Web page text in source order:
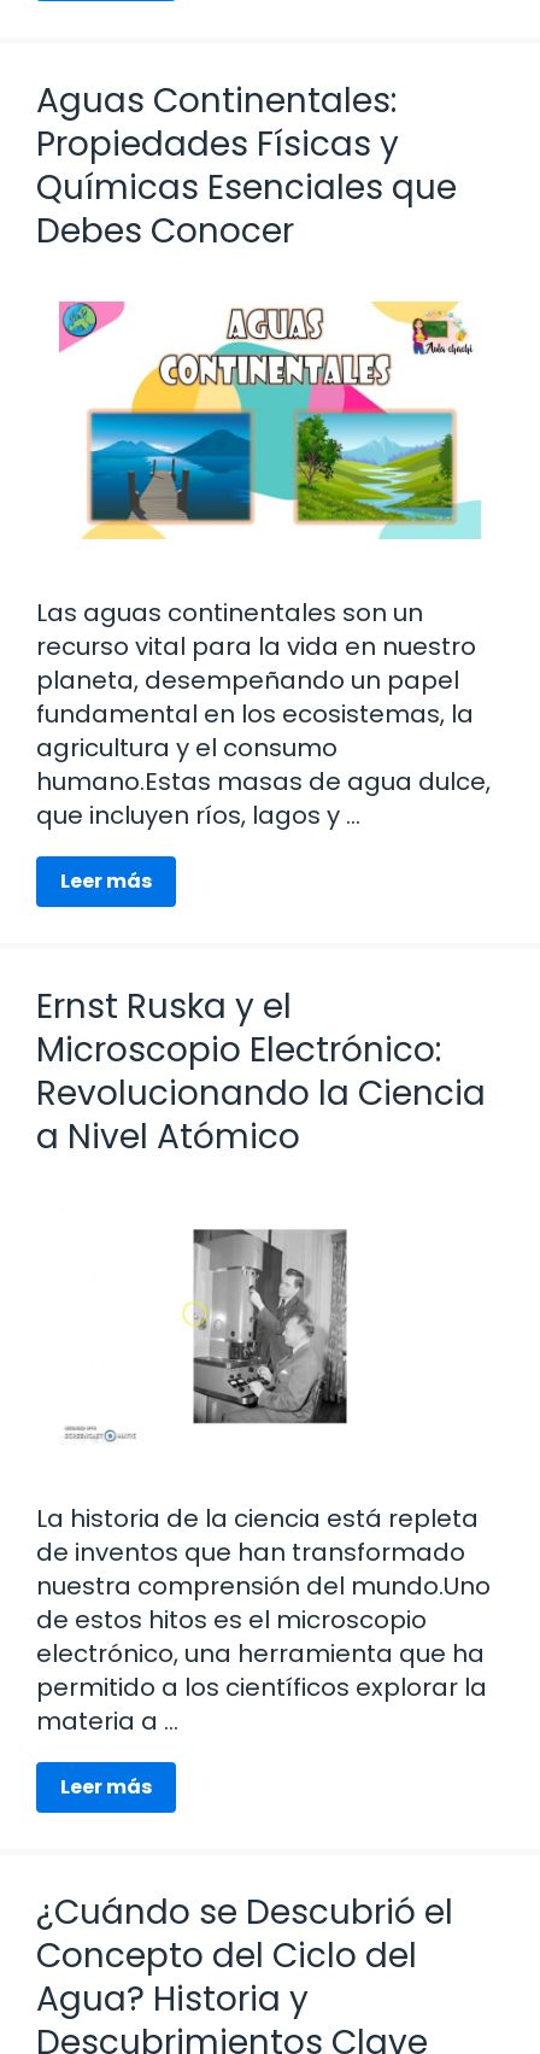
Aguas Continentales:
Propiedades Físicas y
Químicas Esenciales que
Debes Conocer
Las aguas continentales son un
recurso vital para la vida en nuestro
planeta, desempeñando un papel
fundamental en los ecosistemas, la
agricultura y el consumo
humano.Estas masas de agua dulce,
que incluyen ríos, lagos y …
Leer más
Ernst Ruska y el
Microscopio Electrónico:
Revolucionando la Ciencia
a Nivel Atómico
La historia de la ciencia está repleta
de inventos que han transformado
nuestra comprensión del mundo.Uno
de estos hitos es el microscopio
electrónico, una herramienta que ha
permitido a los científicos explorar la
materia a …
Leer más
¿Cuándo se Descubrió el
Concepto del Ciclo del
Agua? Historia y
Descubrimientos Clave